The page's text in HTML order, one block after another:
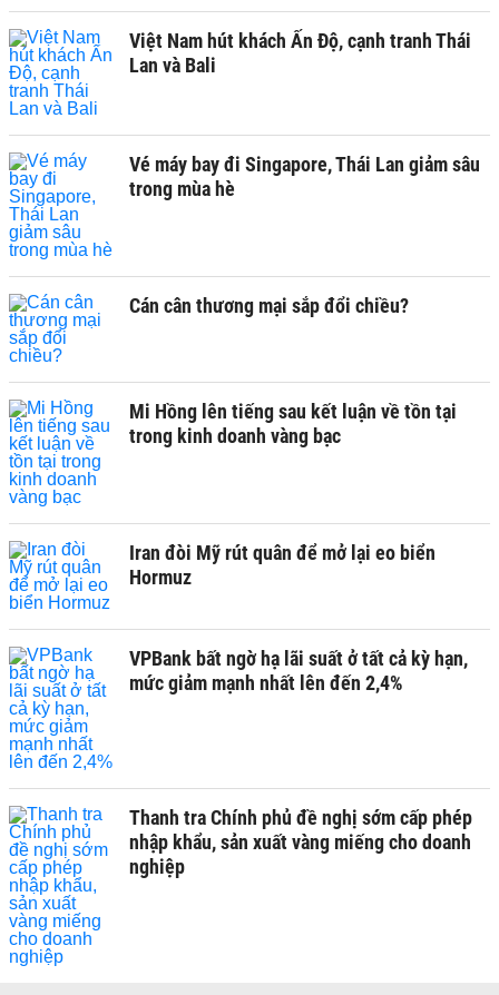
Việt Nam hút khách Ấn Độ, cạnh tranh Thái
Lan và Bali
Vé máy bay đi Singapore, Thái Lan giảm sâu
trong mùa hè
Cán cân thương mại sắp đổi chiều?
Mi Hồng lên tiếng sau kết luận về tồn tại
trong kinh doanh vàng bạc
Iran đòi Mỹ rút quân để mở lại eo biển
Hormuz
VPBank bất ngờ hạ lãi suất ở tất cả kỳ hạn,
mức giảm mạnh nhất lên đến 2,4%
Thanh tra Chính phủ đề nghị sớm cấp phép
nhập khẩu, sản xuất vàng miếng cho doanh
nghiệp